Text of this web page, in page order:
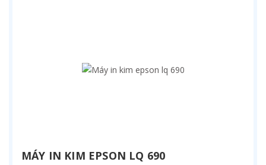
MÁY IN KIM EPSON LQ 690